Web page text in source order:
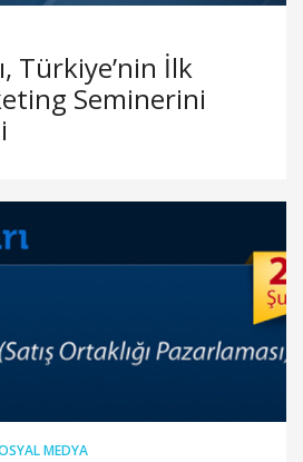
Türkiye’nin İlk
Seminerini
MEDYA